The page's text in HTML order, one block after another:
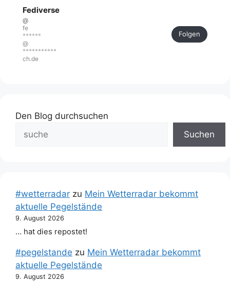
Fediverse
@
fe
******
@
***********
ch.de
Folgen
Den Blog durchsuchen
Suchen
#wetterradar zu Mein Wetterradar bekommt
aktuelle Pegelstände
9. August 2026
… hat dies repostet!
#pegelstande zu Mein Wetterradar bekommt
aktuelle Pegelstände
9. August 2026